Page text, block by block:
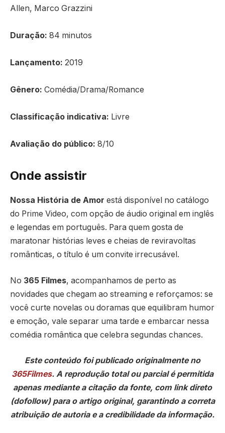
Allen, Marco Grazzini
Duração: 84 minutos
Lançamento: 2019
Gênero: Comédia/Drama/Romance
Classificação indicativa: Livre
Avaliação do público: 8/10
Onde assistir
Nossa História de Amor está disponível no catálogo
do Prime Video, com opção de áudio original em inglês
e legendas em português. Para quem gosta de
maratonar histórias leves e cheias de reviravoltas
românticas, o título é um convite irrecusável.
No 365 Filmes, acompanhamos de perto as
novidades que chegam ao streaming e reforçamos: se
você curte novelas ou doramas que equilibram humor
e emoção, vale separar uma tarde e embarcar nessa
comédia romântica que celebra segundas chances.
Este conteúdo foi publicado originalmente no
365Filmes. A reprodução total ou parcial é permitida
apenas mediante a citação da fonte, com link direto
(dofollow) para o artigo original, garantindo a correta
atribuição de autoria e a credibilidade da informação.